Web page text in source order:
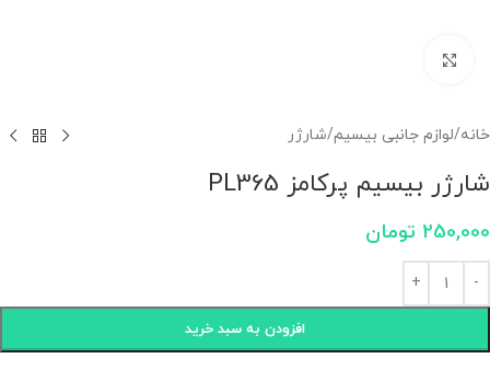
خانه/لوازم جانبی بیسیم/شارژر
شارژر بیسیم پرکامز PL365
250,000 تومان
افزودن به سبد خرید